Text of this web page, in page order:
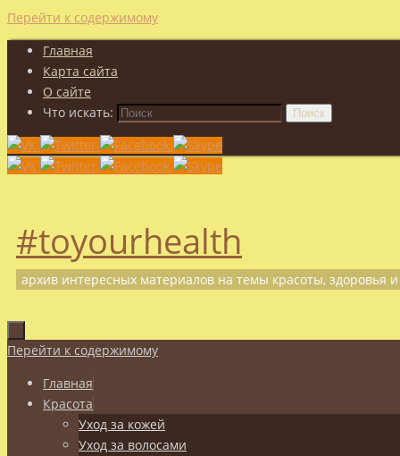
Перейти к содержимому
Главная
Карта сайта
О сайте
Что искать:
Поиск
#toyourhealth
архив интересных материалов на темы красоты, здоровья
Перейти к содержимому
Главная
Красота
Уход за кожей
Уход за волосами